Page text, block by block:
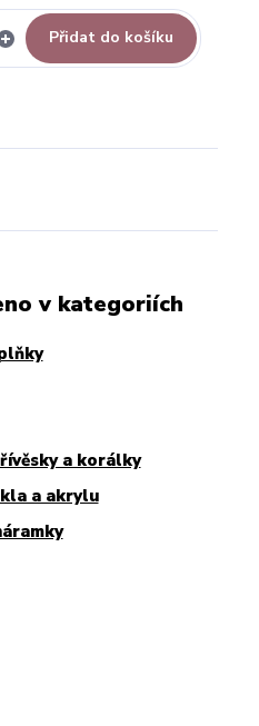
Přidat do košíku
v kategoriích
a korálky
a akrylu